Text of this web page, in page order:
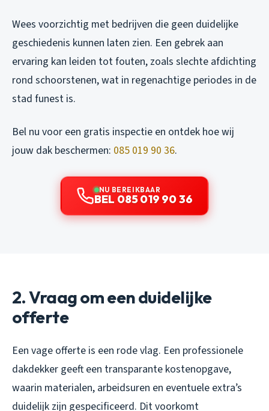
Wees voorzichtig met bedrijven die geen duidelijke
geschiedenis kunnen laten zien. Een gebrek aan
ervaring kan leiden tot fouten, zoals slechte afdichting
rond schoorstenen, wat in regenachtige periodes in de
stad funest is.
Bel nu voor een gratis inspectie en ontdek hoe wij
jouw dak beschermen: 085 019 90 36.
NU BEREIKBAAR
BEL 085 019 90 36
2. Vraag om een duidelijke
offerte
Een vage offerte is een rode vlag. Een professionele
dakdekker geeft een transparante kostenopgave,
waarin materialen, arbeidsuren en eventuele extra’s
duidelijk zijn gespecificeerd. Dit voorkomt